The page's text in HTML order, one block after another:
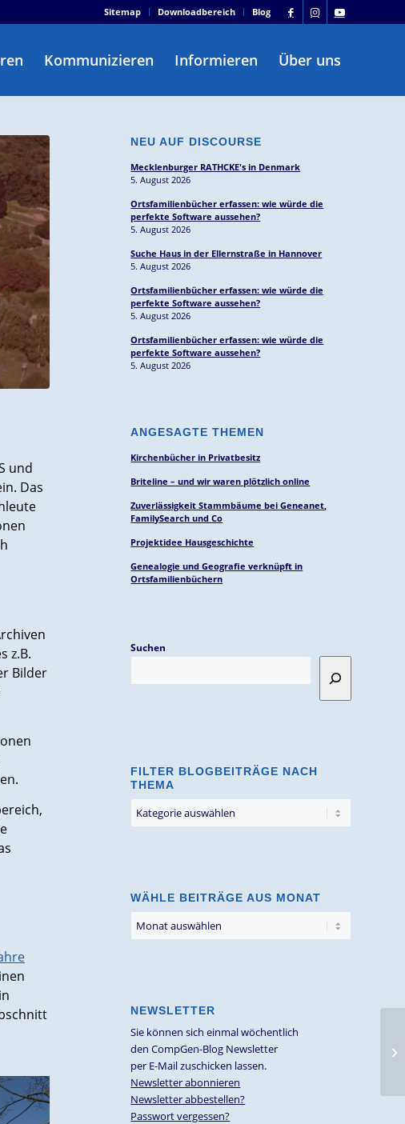
Sitemap Downloadbereich Blog
Kommunizieren Informieren Über uns
und
Das
z.B.
Bilder
NEU AUF DISCOURSE
Mecklenburger RATHCKE's in Denmark
5. August 2026
Ortsfamilienbücher erfassen: wie würde die
perfekte Software aussehen?
5. August 2026
Suche Haus in der Ellernstraße in Hannover
5. August 2026
Ortsfamilienbücher erfassen: wie würde die
perfekte Software aussehen?
5. August 2026
Ortsfamilienbücher erfassen: wie würde die
perfekte Software aussehen?
5. August 2026
ANGESAGTE THEMEN
Kirchenbücher in Privatbesitz
Briteline – und wir waren plötzlich online
Zuverlässigkeit Stammbäume bei Geneanet,
FamilySearch und Co
Projektidee Hausgeschichte
Genealogie und Geografie verknüpft in
Ortsfamilienbüchern
Suchen
FILTER BLOGBEITRÄGE NACH
THEMA
Blogbeiträge
WÄHLE BEITRÄGE AUS MONAT
NEWSLETTER
Sie können sich einmal wöchentlich
den CompGen-Blog Newsletter
per E-Mail zuschicken lassen.
Newsletter abonnieren
Newsletter abbestellen?
Passwort vergessen?